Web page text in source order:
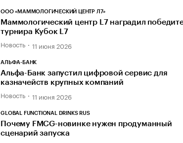
ООО «МАММОЛОГИЧЕСКИЙ ЦЕНТР Л7»
Маммологический центр L7 наградил
турнира Кубок L7
Новость 11 июня 2026
АЛЬФА-БАНК
Альфа-Банк запустил цифровой сервис для
казначейств крупных компаний
Новость 11 июня 2026
GLOBAL FUNCTIONAL DRINKS RUS
Почему FMCG-новинке нужен продуманный
сценарий запуска